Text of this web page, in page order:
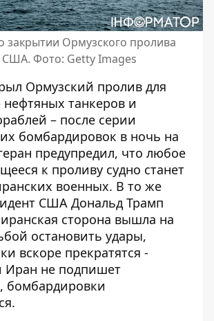
закрытии Ормузского пролива
США. Фото: Getty Images
Ормузский пролив для
нефтяных танкеров и
– после серии
бомбардировок в ночь на
предупредил, что любое
к проливу судно станет
военных. В то же
США Дональд Трамп
сторона вышла на
остановить удары,
вскоре прекратятся -
Иран не подпишет
бомбардировки